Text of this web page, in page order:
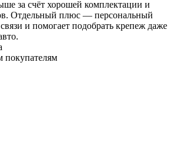
за счёт хорошей комплектации и
Отдельный плюс — персональный
и помогает подобрать крепеж даже
покупателям